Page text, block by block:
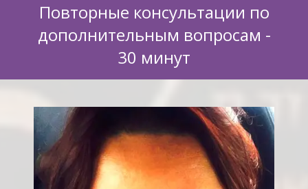
Повторные консультации по
дополнительным вопросам -
30 минут